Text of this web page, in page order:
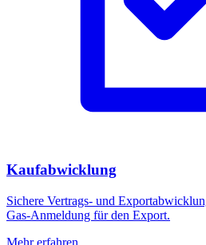
Kaufabwicklung
Sichere Vertrags- und
Gas-Anmeldung für den Export.
Mehr erfahren